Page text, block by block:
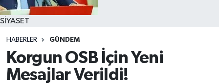
SİYASET
HABERLER GÜNDEM
Korgun OSB İçin Yeni
Mesajlar Verildi!